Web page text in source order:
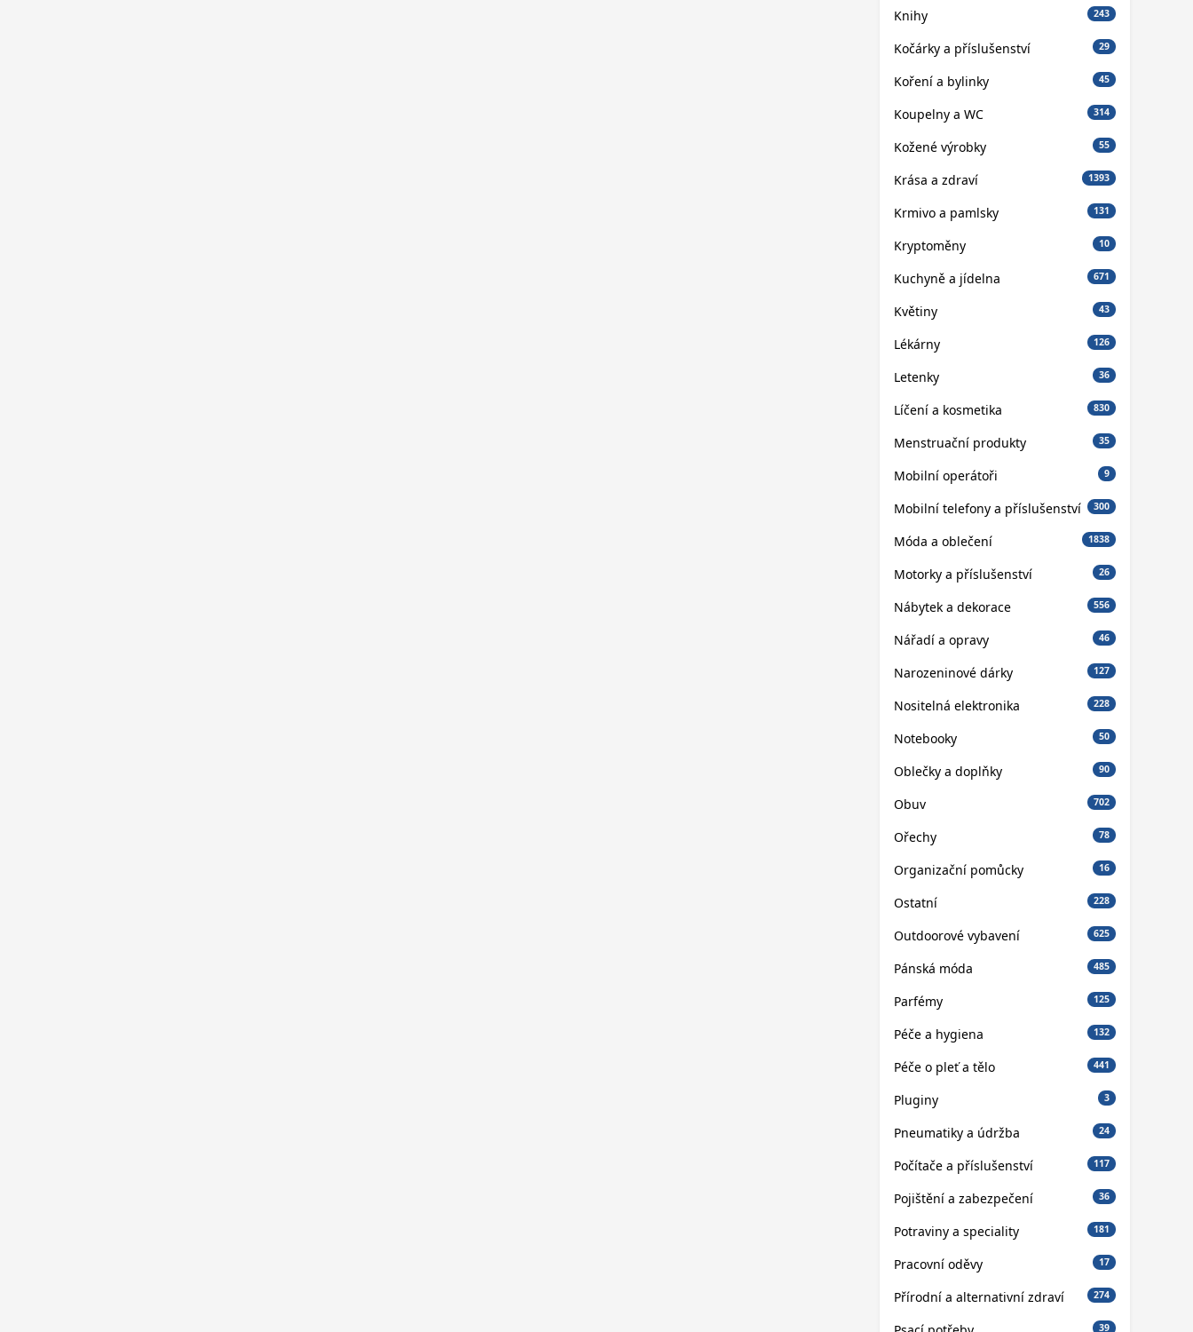
Knihy 243
Kočárky a příslušenství 29
Koření a bylinky 45
Koupelny a WC 314
Kožené výrobky 55
Krása a zdraví 1393
Krmivo a pamlsky 131
Kryptoměny 10
Kuchyně a jídelna 671
Květiny 43
Lékárny 126
Letenky 36
Líčení a kosmetika 830
Menstruační produkty 35
Mobilní operátoři 9
Mobilní telefony a příslušenství 300
Móda a oblečení 1838
Motorky a příslušenství 26
Nábytek a dekorace 556
Nářadí a opravy 46
Narozeninové dárky 127
Nositelná elektronika 228
Notebooky 50
Oblečky a doplňky 90
Obuv 702
Ořechy 78
Organizační pomůcky 16
Ostatní 228
Outdoorové vybavení 625
Pánská móda 485
Parfémy 125
Péče a hygiena 132
Péče o pleť a tělo 441
Pluginy 3
Pneumatiky a údržba 24
Počítače a příslušenství 117
Pojištění a zabezpečení 36
Potraviny a speciality 181
Pracovní oděvy 17
Přírodní a alternativní zdraví 274
39